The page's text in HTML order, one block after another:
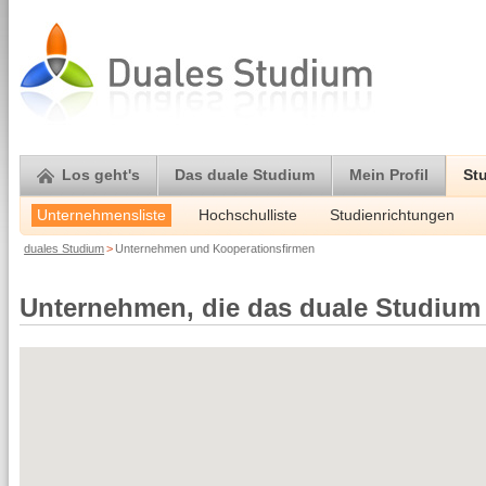
Los geht's Das duale Studium Mein Profil
Unternehmensliste Hochschulliste Studienrichtungen
duales Studium> Unternehmen und Kooperationsfirmen
Unternehmen, die das duale